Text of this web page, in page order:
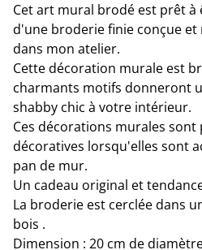
Cet art mural brodé est prêt à
d'une broderie finie conçue
dans mon atelier.
Cette décoration murale est
charmants motifs donneront
shabby chic à votre intérieur.
Ces décorations murales
décoratives lorsqu'elles sont
pan de mur.
Un cadeau original et
La broderie est cerclée dans
bois .
Dimension : 20 cm de